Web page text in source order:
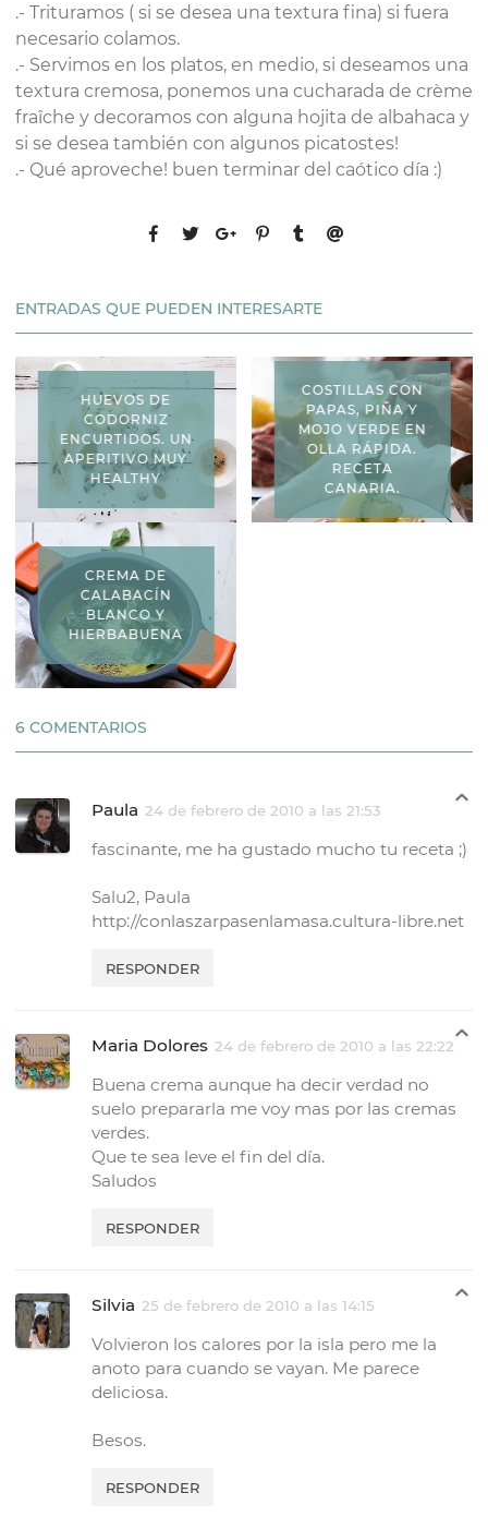
.- Trituramos ( si se desea una textura fina) si fuera
necesario colamos.
.- Servimos en los platos, en medio, si deseamos una
textura cremosa, ponemos una cucharada de crème
fraîche y decoramos con alguna hojita de albahaca y
si se desea también con algunos picatostes!
.- Qué aproveche! buen terminar del caótico día :)
ENTRADAS QUE PUEDEN INTERESARTE
HUEVOS DE
CODORNIZ
ENCURTIDOS. UN
APERITIVO MUY
HEALTHY
COSTILLAS CON
PAPAS, PIÑA Y
MOJO VERDE EN
OLLA RÁPIDA.
RECETA
CANARIA.
CREMA DE
CALABACÍN
BLANCO Y
HIERBABUENA
6 COMENTARIOS
Paula 24 de febrero de 2010 a las 21:53
fascinante, me ha gustado mucho tu receta ;)
Salu2, Paula
http://conlaszarpasenlamasa.cultura-libre.net
RESPONDER
Maria Dolores 24 de febrero de 2010 a las 22:22
Buena crema aunque ha decir verdad no
suelo prepararla me voy mas por las cremas
verdes.
Que te sea leve el fin del día.
Saludos
RESPONDER
Silvia 25 de febrero de 2010 a las 14:15
Volvieron los calores por la isla pero me la
anoto para cuando se vayan. Me parece
deliciosa.
Besos.
RESPONDER